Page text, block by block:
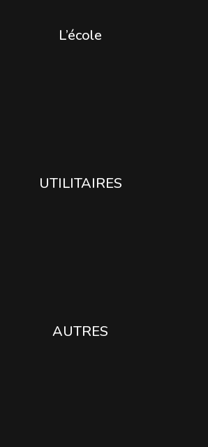
L’école
UTILITAIRES
AUTRES